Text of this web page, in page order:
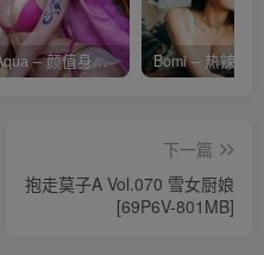
水淼Aqua – 颜值身材双在线 火爆日本 Cos写真作品合集
下一篇
抱走莫子A Vol.070 雪女厨娘
[69P6V-801MB]